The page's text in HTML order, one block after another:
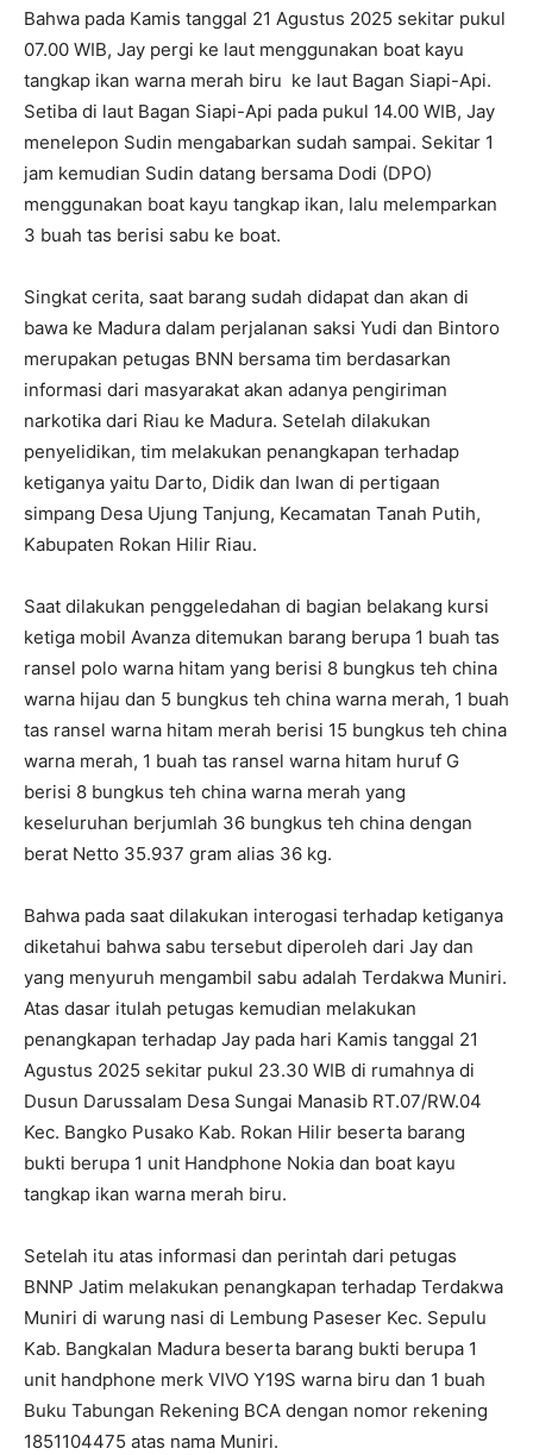
Bahwa pada Kamis tanggal 21 Agustus 2025 sekitar pukul
07.00 WIB, Jay pergi ke laut menggunakan boat kayu
tangkap ikan warna merah biru ke laut Bagan Siapi-Api.
Setiba di laut Bagan Siapi-Api pada pukul 14.00 WIB, Jay
menelepon Sudin mengabarkan sudah sampai. Sekitar 1
jam kemudian Sudin datang bersama Dodi (DPO)
menggunakan boat kayu tangkap ikan, lalu melemparkan
3 buah tas berisi sabu ke boat.
Singkat cerita, saat barang sudah didapat dan akan di
bawa ke Madura dalam perjalanan saksi Yudi dan Bintoro
merupakan petugas BNN bersama tim berdasarkan
informasi dari masyarakat akan adanya pengiriman
narkotika dari Riau ke Madura. Setelah dilakukan
penyelidikan, tim melakukan penangkapan terhadap
ketiganya yaitu Darto, Didik dan Iwan di pertigaan
simpang Desa Ujung Tanjung, Kecamatan Tanah Putih,
Kabupaten Rokan Hilir Riau.
Saat dilakukan penggeledahan di bagian belakang kursi
ketiga mobil Avanza ditemukan barang berupa 1 buah tas
ransel polo warna hitam yang berisi 8 bungkus teh china
warna hijau dan 5 bungkus teh china warna merah, 1 buah
tas ransel warna hitam merah berisi 15 bungkus teh china
warna merah, 1 buah tas ransel warna hitam huruf G
berisi 8 bungkus teh china warna merah yang
keseluruhan berjumlah 36 bungkus teh china dengan
berat Netto 35.937 gram alias 36 kg.
Bahwa pada saat dilakukan interogasi terhadap ketiganya
diketahui bahwa sabu tersebut diperoleh dari Jay dan
yang menyuruh mengambil sabu adalah Terdakwa Muniri.
Atas dasar itulah petugas kemudian melakukan
penangkapan terhadap Jay pada hari Kamis tanggal 21
Agustus 2025 sekitar pukul 23.30 WIB di rumahnya di
Dusun Darussalam Desa Sungai Manasib RT.07/RW.04
Kec. Bangko Pusako Kab. Rokan Hilir beserta barang
bukti berupa 1 unit Handphone Nokia dan boat kayu
tangkap ikan warna merah biru.
Setelah itu atas informasi dan perintah dari petugas
BNNP Jatim melakukan penangkapan terhadap Terdakwa
Muniri di warung nasi di Lembung Paseser Kec. Sepulu
Kab. Bangkalan Madura beserta barang bukti berupa 1
unit handphone merk VIVO Y19S warna biru dan 1 buah
Buku Tabungan Rekening BCA dengan nomor rekening
1851104475 atas nama Muniri.